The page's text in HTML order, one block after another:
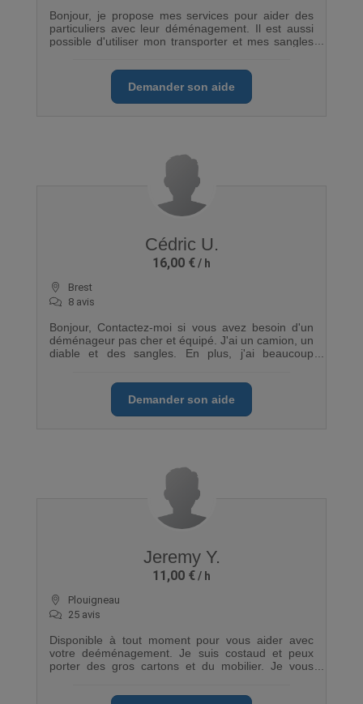
Bonjour, je propose mes services pour aider des
particuliers avec leur déménagement. Il est aussi
possible d'utiliser mon transporter et mes sangles
Demander son aide
Cédric U.
16,00 €
Brest
8 avis
Bonjour, Contactez-moi si vous avez besoin d'un
déménageur pas cher et équipé. J'ai un camion, un
diable et des sangles. En plus, j'ai beaucoup
Demander son aide
Jeremy Y.
11,00 €
Plouigneau
25 avis
Disponible à tout moment pour vous aider avec
votre deéménagement. Je suis costaud et peux
porter des gros cartons et du mobilier. Je vous